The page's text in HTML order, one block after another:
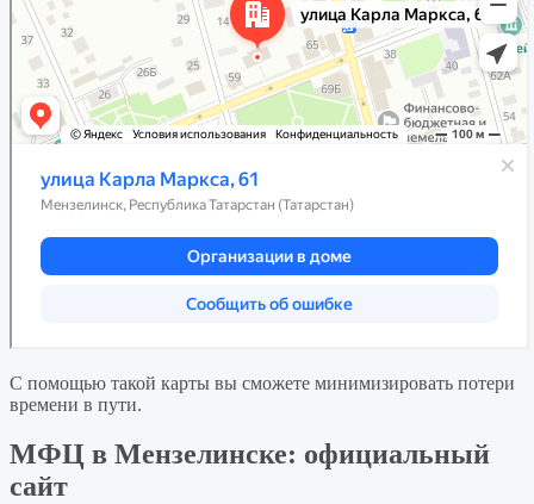
С помощью такой карты вы сможете минимизировать потери
времени в пути.
МФЦ в Мензелинске: официальный
сайт